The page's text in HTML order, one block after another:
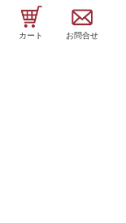
カート お問合せ